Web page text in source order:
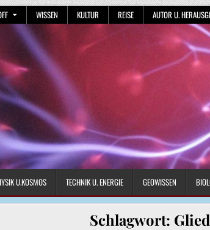
WISSEN KULTUR REISE AUTOR U.
U.KOSMOS TECHNIK U. ENERGIE GEOWISSEN
Schlagwort: